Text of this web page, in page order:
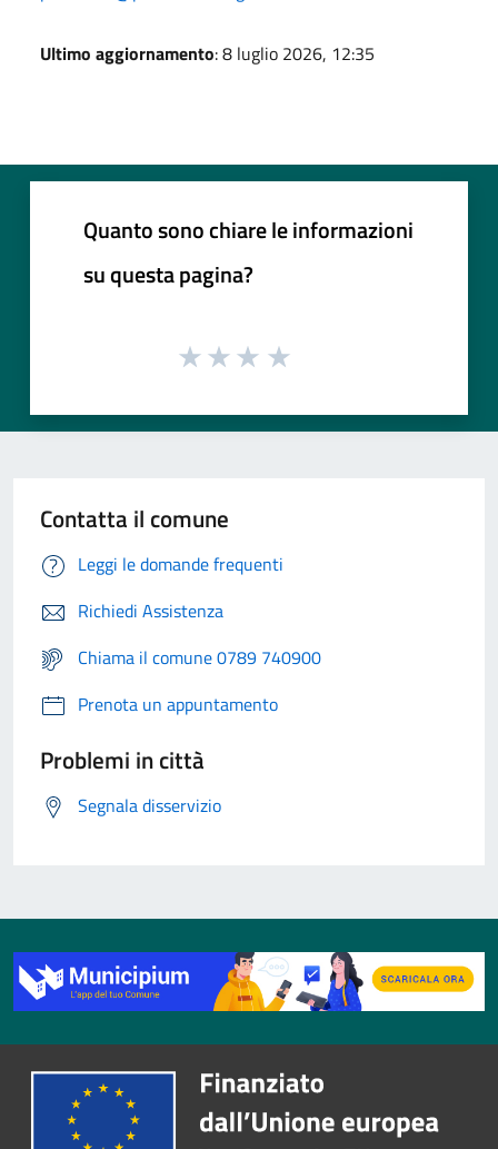
Ultimo aggiornamento: 8 luglio 2026, 12:35
Quanto sono chiare le informazioni
su questa pagina?
Contatta il comune
Leggi le domande frequenti
Richiedi Assistenza
Chiama il comune 0789 740900
Prenota un appuntamento
Problemi in città
Segnala disservizio